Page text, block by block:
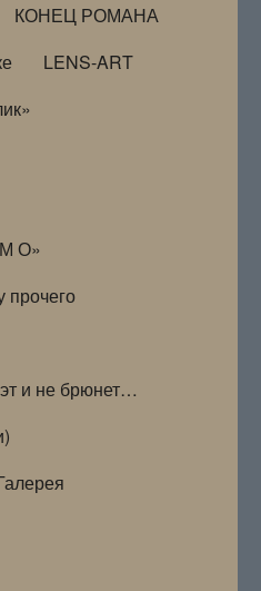
КОНЕЦ РОМАНА
LENS-ART
О»
прочего
и не брюнет…